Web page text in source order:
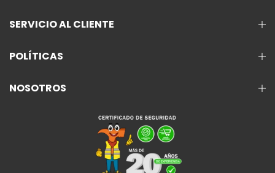
SERVICIO AL CLIENTE
POLÍTICAS
NOSOTROS